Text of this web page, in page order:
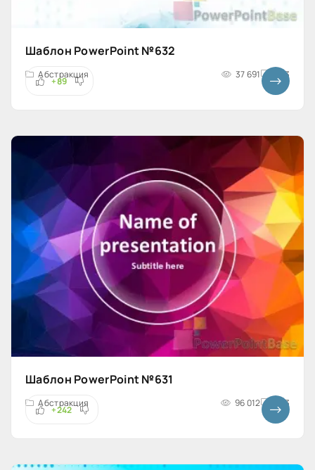
Шаблон PowerPoint №632
Абстракция 37 691 4x3
+89
Шаблон PowerPoint №631
Абстракция 96 012 4x3
+242